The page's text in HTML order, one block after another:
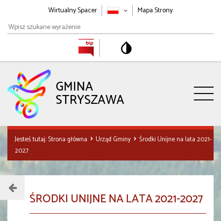
Wirtualny Spacer
Mapa Strony
Wpisz
szukane
GMINA
STRYSZAWA
Jesteś tutaj:Strona główna Urząd Gminy
Środki Unijne na lata 2021-
2027
Menu
ŚRODKI UNIJNE NA LATA 2021-2027